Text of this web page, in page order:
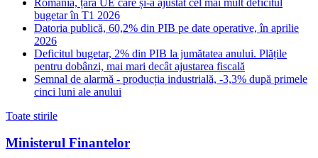
bugetar în T1 2026
Datoria publică, 60,2% din PIB pe date operative, în aprilie
2026
Deficitul bugetar, 2% din PIB la jumătatea anului. Plățile
pentru dobânzi, mai mari decât ajustarea fiscală
Semnal de alarmă - producția industrială, -3,3% după primele
cinci luni ale anului
Toate stirile
Ministerul Finantelor